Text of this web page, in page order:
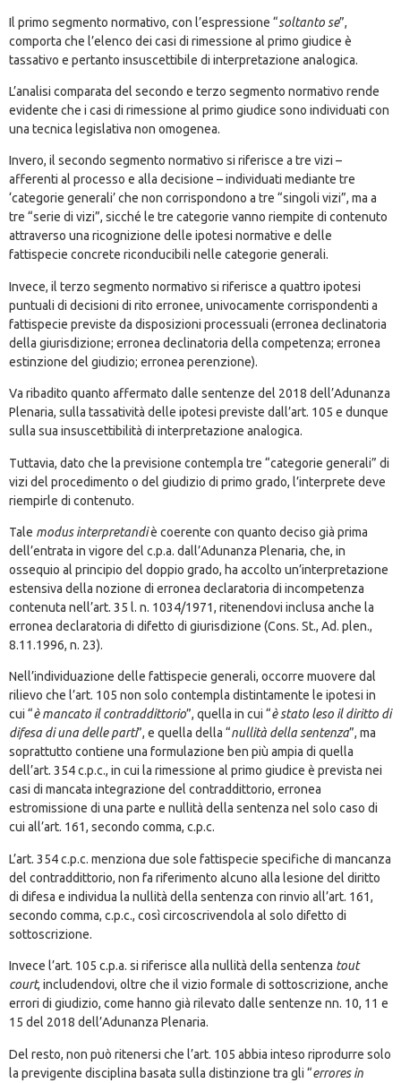
Il primo segmento normativo, con l’espressione “soltanto se”,
comporta che l’elenco dei casi di rimessione al primo giudice è
tassativo e pertanto insuscettibile di interpretazione analogica.
L’analisi comparata del secondo e terzo segmento normativo rende
evidente che i casi di rimessione al primo giudice sono individuati con
una tecnica legislativa non omogenea.
Invero, il secondo segmento normativo si riferisce a tre vizi –
afferenti al processo e alla decisione – individuati mediante tre
‘categorie generali’ che non corrispondono a tre “singoli vizi”, ma a
tre “serie di vizi”, sicché le tre categorie vanno riempite di contenuto
attraverso una ricognizione delle ipotesi normative e delle
fattispecie concrete riconducibili nelle categorie generali.
Invece, il terzo segmento normativo si riferisce a quattro ipotesi
puntuali di decisioni di rito erronee, univocamente corrispondenti a
fattispecie previste da disposizioni processuali (erronea declinatoria
della giurisdizione; erronea declinatoria della competenza; erronea
estinzione del giudizio; erronea perenzione).
Va ribadito quanto affermato dalle sentenze del 2018 dell’Adunanza
Plenaria, sulla tassatività delle ipotesi previste dall’art. 105 e dunque
sulla sua insuscettibilità di interpretazione analogica.
Tuttavia, dato che la previsione contempla tre “categorie generali” di
vizi del procedimento o del giudizio di primo grado, l’interprete deve
riempirle di contenuto.
Tale modus interpretandiè coerente con quanto deciso già prima
dell’entrata in vigore del c.p.a. dall’Adunanza Plenaria, che, in
ossequio al principio del doppio grado, ha accolto un’interpretazione
estensiva della nozione di erronea declaratoria di incompetenza
contenuta nell’art. 35 l. n. 1034/1971, ritenendovi inclusa anche la
erronea declaratoria di difetto di giurisdizione (Cons. St., Ad. plen.,
8.11.1996, n. 23).
Nell’individuazione delle fattispecie generali, occorre muovere dal
rilievo che l’art. 105 non solo contempla distintamente le ipotesi in
cui “è mancato il contraddittorio”, quella in cui “è stato leso il diritto di
difesa di una delle parti”, e quella della “nullità della sentenza”, ma
soprattutto contiene una formulazione ben più ampia di quella
dell’art. 354 c.p.c., in cui la rimessione al primo giudice è prevista nei
casi di mancata integrazione del contraddittorio, erronea
estromissione di una parte e nullità della sentenza nel solo caso di
cui all’art. 161, secondo comma, c.p.c.
L’art. 354 c.p.c. menziona due sole fattispecie specifiche di mancanza
del contraddittorio, non fa riferimento alcuno alla lesione del diritto
di difesa e individua la nullità della sentenza con rinvio all’art. 161,
secondo comma, c.p.c., così circoscrivendola al solo difetto di
sottoscrizione.
Invece l’art. 105 c.p.a. si riferisce alla nullità della sentenza tout
court, includendovi, oltre che il vizio formale di sottoscrizione, anche
errori di giudizio, come hanno già rilevato dalle sentenze nn. 10, 11 e
15 del 2018 dell’Adunanza Plenaria.
Del resto, non può ritenersi che l’art. 105 abbia inteso riprodurre solo
la previgente disciplina basata sulla distinzione tra gli “errores in